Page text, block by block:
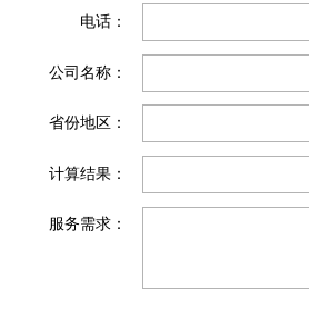
电话：
公司名称：
省份地区：
计算结果：
服务需求：